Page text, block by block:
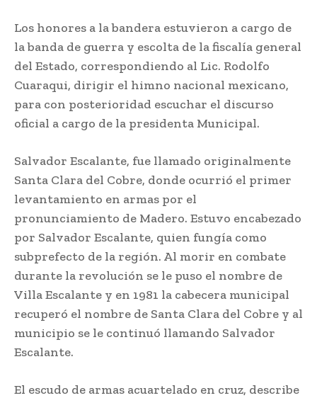
Los honores a la bandera estuvieron a cargo de
la banda de guerra y escolta de la fiscalía general
del Estado, correspondiendo al Lic. Rodolfo
Cuaraqui, dirigir el himno nacional mexicano,
para con posterioridad escuchar el discurso
oficial a cargo de la presidenta Municipal.
Salvador Escalante, fue llamado originalmente
Santa Clara del Cobre, donde ocurrió el primer
levantamiento en armas por el
pronunciamiento de Madero. Estuvo encabezado
por Salvador Escalante, quien fungía como
subprefecto de la región. Al morir en combate
durante la revolución se le puso el nombre de
Villa Escalante y en 1981 la cabecera municipal
recuperó el nombre de Santa Clara del Cobre y al
municipio se le continuó llamando Salvador
Escalante.
El escudo de armas acuartelado en cruz, describe